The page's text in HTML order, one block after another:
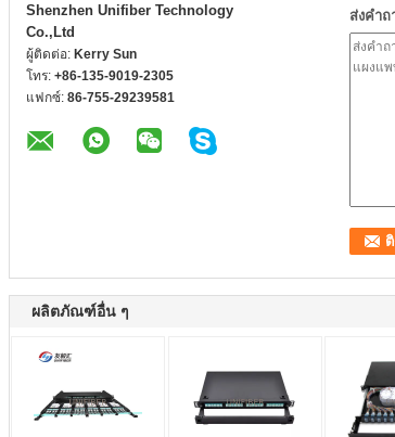
Shenzhen Unifiber Technology
Co.,Ltd
ผู้ติดต่อ: Kerry Sun
โทร: +86-135-9019-2305
แฟกซ์: 86-755-29239581
ส่งคำถ
ผลิตภัณฑ์อื่น ๆ